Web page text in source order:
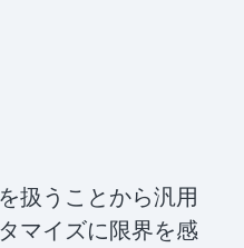
扱うことから汎用
マイズに限界を感